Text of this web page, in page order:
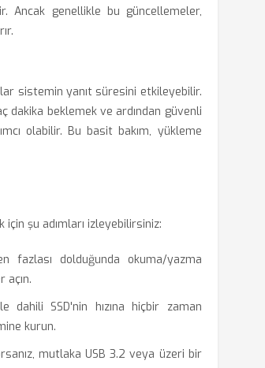
Ancak genellikle bu güncellemeler,
sistemin yanıt süresini etkileyebilir.
dakika beklemek ve ardından güvenli
olabilir. Bu basit bakım, yükleme
şu adımları izleyebilirsiniz:
fazlası dolduğunda okuma/yazma
açın.
dahili SSD'nin hızına hiçbir zaman
kurun.
mutlaka USB 3.2 veya üzeri bir